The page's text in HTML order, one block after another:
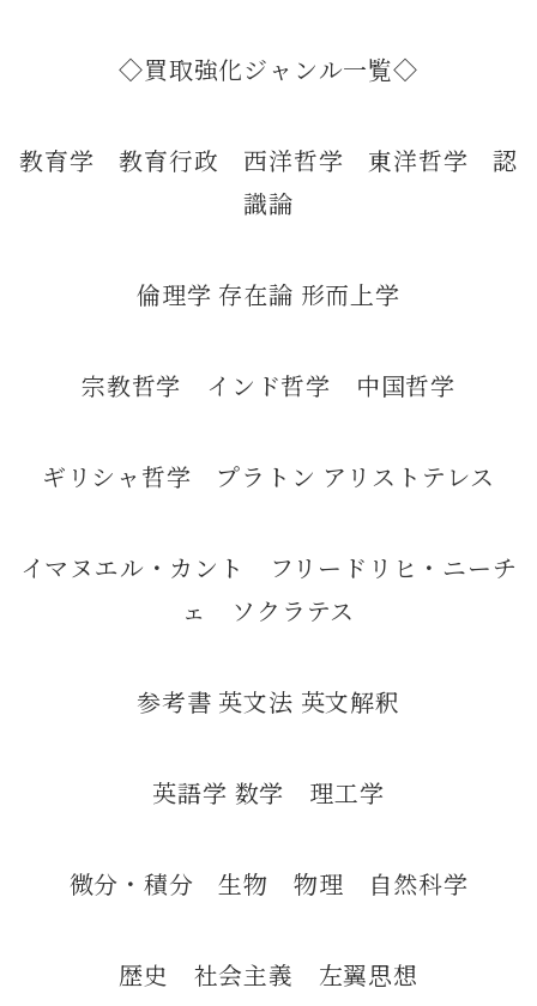
◇買取強化ジャンル一覧◇
教育学 教育行政 西洋哲学 東洋哲学 認
識論
倫理学 存在論 形而上学
宗教哲学 インド哲学 中国哲学
ギリシャ哲学 プラトン アリストテレス
イマヌエル・カント フリードリヒ・ニーチ
ェ ソクラテス
参考書 英文法 英文解釈
英語学 数学 理工学
微分・積分 生物 物理 自然科学
歴史 社会主義 左翼思想